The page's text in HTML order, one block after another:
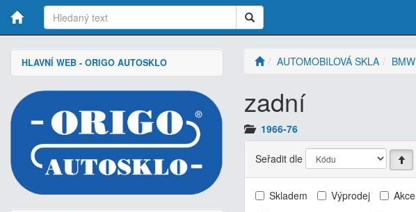
HLAVNÍ WEB - ORIGO AUTOSKLO AUTOMOBILOVÁ SKLA BMW
zadní
1966-76
Seřadit dle
Skladem Výprodej Akce